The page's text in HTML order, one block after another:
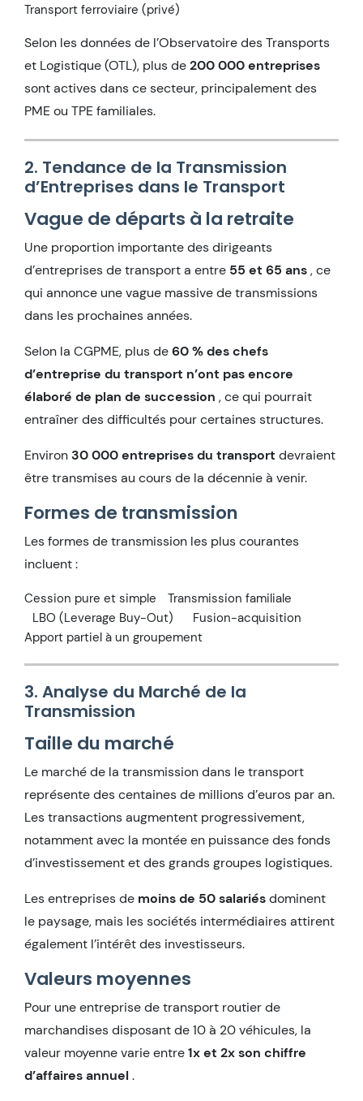
Transport ferroviaire (privé)
Selon les données de l’Observatoire des Transports
et Logistique (OTL), plus de200 000 entreprises
sont actives dans ce secteur, principalement des
PME ou TPE familiales.
2. Tendance de la Transmission
d’Entreprises dans le Transport
Vague de départs à la retraite
Une proportion importante des dirigeants
d’entreprises de transport a entre 55 et 65 ans, ce
qui annonce une vague massive de transmissions
dans les prochaines années.
Selon la CGPME, plus de60 % des chefs
d’entreprise du transport n’ont pas encore
élaboré de plan de succession , ce qui pourrait
entraîner des difficultés pour certaines structures.
Environ30 000 entreprises du transport devraient
être transmises au cours de la décennie à venir.
Formes de transmission
Les formes de transmission les plus courantes
incluent :
Cession pure et simple
Transmission familiale
LBO (Leverage Buy-Out)
Fusion-acquisition
Apport partiel à un groupement
3. Analyse du Marché de la
Transmission
Taille du marché
Le marché de la transmission dans le transport
représente des centaines de millions d’euros par an.
Les transactions augmentent progressivement,
notamment avec la montée en puissance des fonds
d’investissement et des grands groupes logistiques.
Les entreprises de moins de 50 salariésdominent
le paysage, mais les sociétés intermédiaires attirent
également l’intérêt des investisseurs.
Valeurs moyennes
Pour une entreprise de transport routier de
marchandises disposant de 10 à 20 véhicules, la
valeur moyenne varie entre1x et 2x son chiffre
d’affaires annuel .